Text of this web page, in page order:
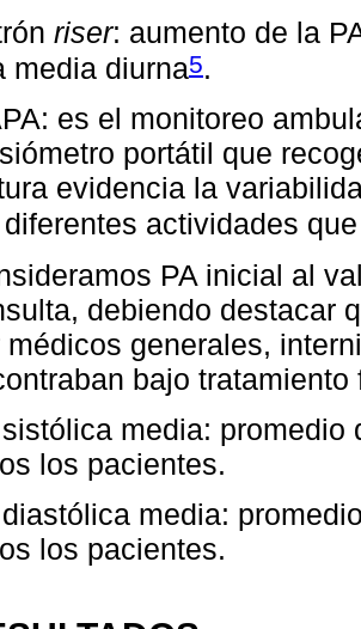
riser: aumento de la
media diurna5.
es el monitoreo
portátil que
evidencia la
actividades
PA inicial al
debiendo destacar
médicos generales,
bajo tratamiento
sistólica media:
los pacientes.
diastólica media:
los pacientes.